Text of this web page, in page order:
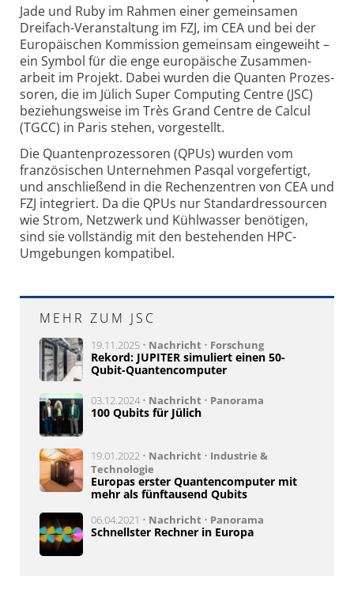
Jade und Ruby im Rahmen einer gemein­samen
Dreifach-Veran­stal­tung im FZJ, im CEA und bei der
Europä­ischen Kom­mis­sion gemein­sam einge­weiht –
ein Symbol für die enge europä­ische Zusammen­
arbeit im Projekt. Dabei wurden die Quanten Prozes­
soren, die im Jülich Super Compu­ting Centre (JSC)
bezie­hungs­weise im Très Grand Centre de Calcul
(TGCC) in Paris stehen, vorge­stellt.
Die Quantenprozessoren (QPUs) wurden vom
franzö­sischen Unter­nehmen Pasqal vorge­fertigt,
und anschließend in die Rechen­zentren von CEA und
FZJ inte­griert. Da die QPUs nur Standard­res­sourcen
wie Strom, Netz­werk und Kühl­wasser benö­tigen,
sind sie voll­ständig mit den beste­henden HPC-
Umge­bungen kompa­tibel.
MEHR ZUM JSC
19.11.2025 • Nachricht • Forschung
Rekord: JUPITER simuliert einen 50-
Qubit-Quantencomputer
03.12.2024 • Nachricht • Panorama
100 Qubits für Jülich
19.01.2022 • Nachricht • Industrie &
Technologie
Europas erster Quantencomputer mit
mehr als fünftausend Qubits
06.04.2021 • Nachricht • Panorama
Schnellster Rechner in Europa